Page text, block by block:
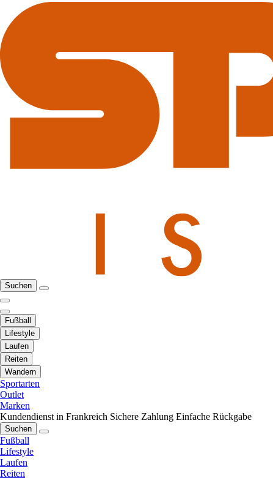
Suchen
Fußball
Lifestyle
Laufen
Reiten
Wandern
Sportarten
Outlet
Marken
Kundendienst in Frankreich Sichere Zahlung Einfache Rückgabe
Suchen
Fußball
Lifestyle
Laufen
Reiten